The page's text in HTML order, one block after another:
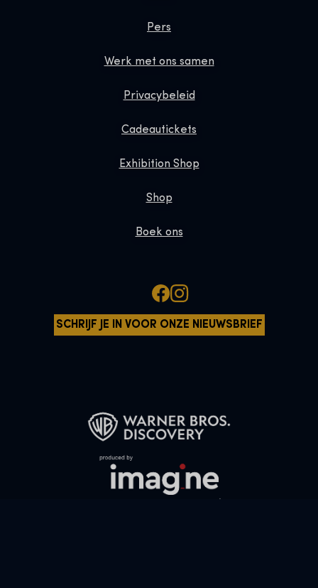
Pers
Werk met ons samen
Privacybeleid
Cadeautickets
Exhibition Shop
Shop
Boek ons
SCHRIJF JE IN VOOR ONZE NIEUWSBRIEF